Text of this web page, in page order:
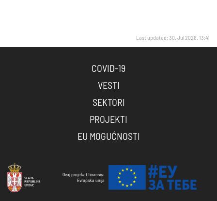
Last updated: 30. Jul 2026. 13:41
COVID-19
VESTI
SEKTORI
PROJEKTI
EU MOGUĆNOSTI
Ovaj projekat finansira
Evropska unija